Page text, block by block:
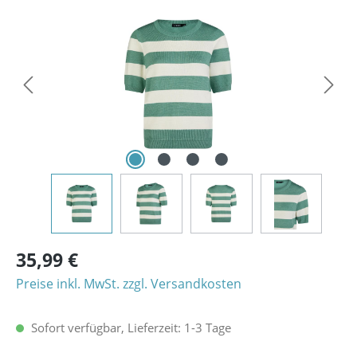
35,99 €
Preise inkl. MwSt. zzgl. Versandkosten
Sofort verfügbar, Lieferzeit: 1-3 Tage